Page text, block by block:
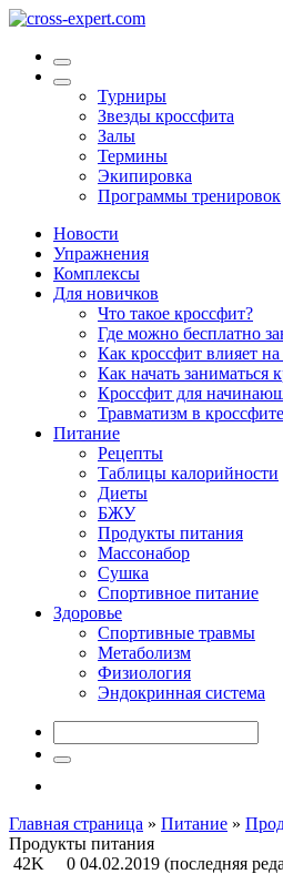
Турниры
Звезды кроссфита
Залы
Термины
Экипировка
Программы тренировок
Новости
Упражнения
Комплексы
Для новичков
Что такое кроссфит?
Где можно бесплатно
Как кроссфит влияет на
Как начать заниматься
Кроссфит для
Травматизм в кроссфите
Питание
Рецепты
Таблицы калорийности
Диеты
БЖУ
Продукты питания
Массонабор
Сушка
Спортивное питание
Здоровье
Спортивные травмы
Метаболизм
Физиология
Эндокринная система
Главная страница » Питание »
Продукты питания
42K
0 04.02.2019 (последняя